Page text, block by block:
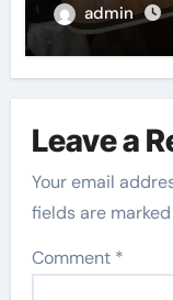
admin
Leave a
Your email
fields are marked
Comment *